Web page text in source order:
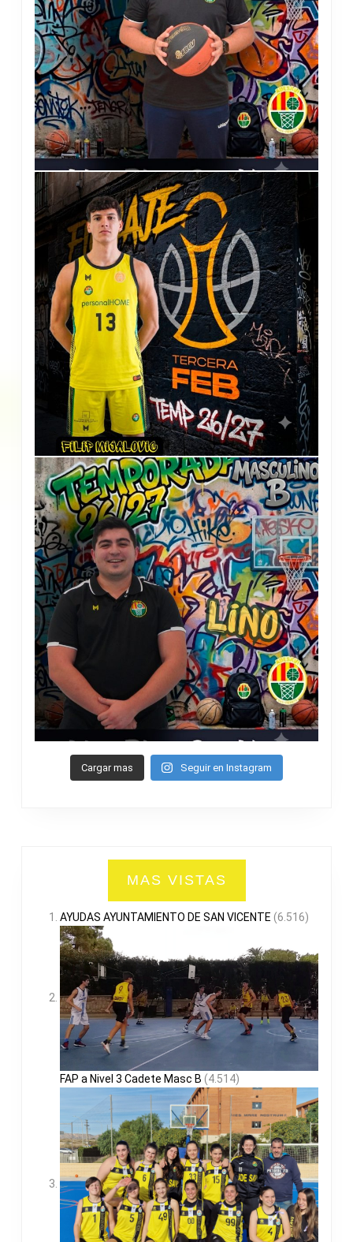
Cargar mas Seguir en Instagram
MAS VISTAS
AYUDAS AYUNTAMIENTO DE SAN VICENTE (6.516)
FAP a Nivel 3 Cadete Masc B (4.514)